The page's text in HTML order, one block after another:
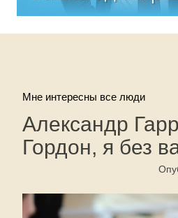
Мне интересны все люди
Александр
Гордон, я без